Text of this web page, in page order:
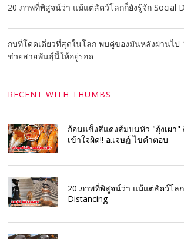
20 ภาพที่พิสูจน์ว่า แม้แต่สัตว์โลกก็ยังรู้จัก Social
กบที่โดดเดี่ยวที่สุดในโลก พบคู่ของมันหลังผ่านไป
ช่วยสายพันธุ์นี้ให้อยู่รอด
RECENT WITH THUMBS
ก้อนแข็งสีแดงส้มบนหัว "กุ้งเผา"
เข้าใจผิด!! อ.เจษฎ์ ไขคำตอบ
20 ภาพที่พิสูจน์ว่า แม้แต่สัตว์โลก
Distancing